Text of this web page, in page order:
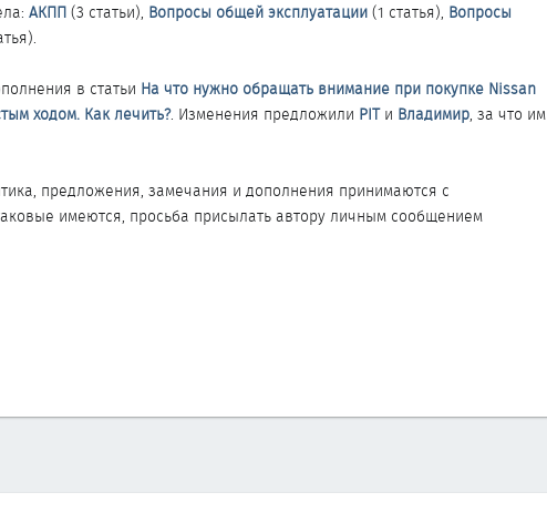
АКПП (3 статьи), Вопросы общей эксплуатации (1 статья), Вопросы
в статьи На что нужно обращать внимание при покупке Nissan
ходом. Как лечить?. Изменения предложили PITи Владимир, за что им
предложения, замечания и дополнения принимаются с
имеются, просьба присылать автору личным сообщением